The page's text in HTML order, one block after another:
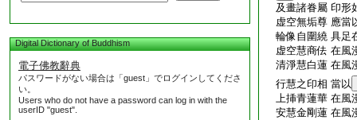
Digital Dictionary of Buddhism
電子佛教辭典
パスワードがない場合は「guest」でログインしてくださ
い。
Users who do not have a password can log in with the
userID "guest".
及畫諸眷屬 印形
虚空無垢尊 應當
輪像自圍繞 具足
虚空慧商佉 在風
清淨慧白蓮 在風
行慧之印相 當以
上挿青蓮華 在風
安慧金剛蓮 在風